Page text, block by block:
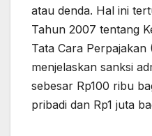
atau denda. Hal ini
Tahun 2007 tentang
Tata Cara
menjelaskan sanksi
sebesar Rp100 ribu
pribadi dan Rp1 juta